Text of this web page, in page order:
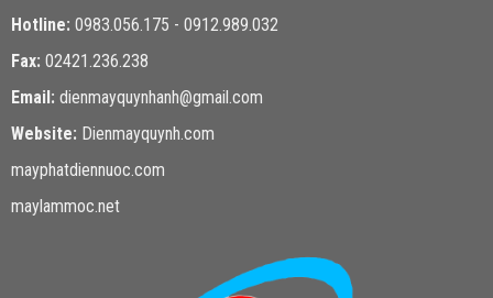
Hotline: 0983.056.175 - 0912.989.032
Fax: 02421.236.238
Email: dienmayquynhanh@gmail.com
Website: Dienmayquynh.com
mayphatdiennuoc.com
maylammoc.net